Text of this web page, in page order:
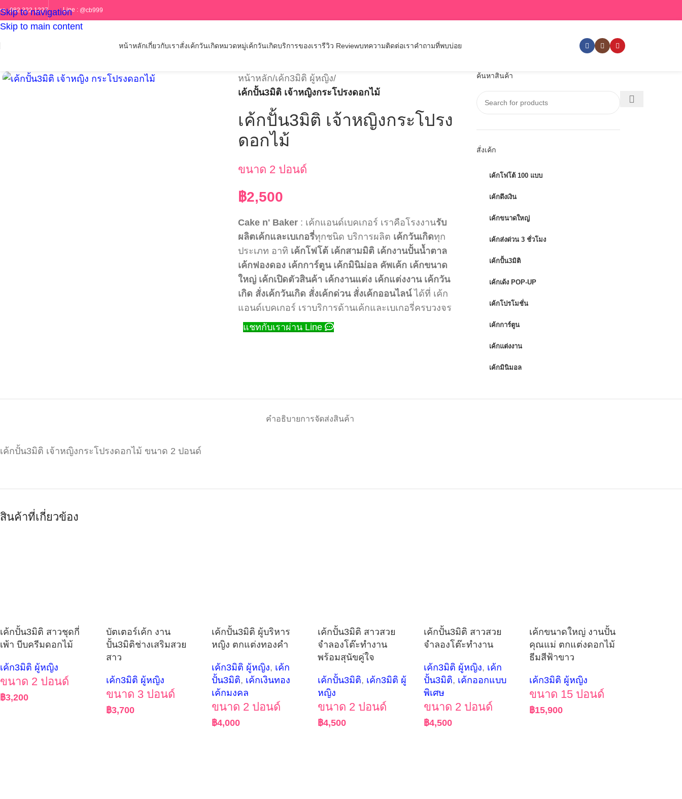
Skip to navigation
Skip to main content
ร : 082 322 1227 Line : @cb999
หน้าหลักเกี่ยวกับเราสั่งเค้กวันเกิดหมวดหมู่เค้กวันเกิดบริการของเรารีวิว Reviewบทความติดต่อเราคำถามที่พบบ่อย
หน้าหลัก/เค้ก3มิติ ผู้หญิง/
เค้กปั้น3มิติ เจ้าหญิงกระโปรงดอกไม้
เค้กปั้น3มิติ เจ้าหญิงกระโปรง
ดอกไม้
ขนาด 2 ปอนด์
฿2,500
Cake n' Baker : เค้กแอนด์เบคเกอร์ เราคือโรงงานรับ
ผลิตเค้กและเบเกอรี่ทุกชนิด บริการผลิต เค้กวันเกิดทุก
ประเภท อาทิ เค้กโฟโต้ เค้กสามมิติ เค้กงานปั้นน้ำตาล
เค้กฟองดอง เค้กการ์ตูน เค้กมินิม่อล คัพเค้ก เค้กขนาด
ใหญ่ เค้กเปิดตัวสินค้า เค้กงานแต่ง เค้กแต่งงาน เค้กวัน
เกิด สั่งเค้กวันเกิด สั่งเค้กด่วน สั่งเค้กออนไลน์ได้ที่ เค้ก
แอนด์เบคเกอร์ เราบริการด้านเค้กและเบเกอรี่ครบวงจร
แชทกับเราผ่าน Line
ค้นหาสินค้า
สั่งเค้ก
เค้กโฟโต้ 100 แบบ
เค้กดึงเงิน
เค้กขนาดใหญ่
เค้กส่งด่วน 3 ชั่วโมง
เค้กปั้น3มิติ
เค้กเด้ง POP-UP
เค้กโปรโมชั่น
เค้กการ์ตูน
เค้กแต่งงาน
เค้กมินิมอล
คำอธิบายการจัดส่งสินค้า
เค้กปั้น3มิติ เจ้าหญิงกระโปรงดอกไม้ ขนาด 2 ปอนด์
สินค้าที่เกี่ยวข้อง
เค้กปั้น3มิติ สาวชุดกี่
เพ้า บีบครีมดอกไม้
เค้ก3มิติ ผู้หญิง
ขนาด 2 ปอนด์
฿3,200
บัตเตอร์เค้ก งาน
ปั้น3มิติช่างเสริมสวย
สาว
เค้ก3มิติ ผู้หญิง
ขนาด 3 ปอนด์
฿3,700
เค้กปั้น3มิติ ผู้บริหาร
หญิง ตกแต่งทองคำ
เค้ก3มิติ ผู้หญิง, เค้ก
ปั้น3มิติ, เค้กเงินทอง
เค้กมงคล
ขนาด 2 ปอนด์
฿4,000
เค้กปั้น3มิติ สาวสวย
จำลองโต๊ะทำงาน
พร้อมสุนัขคู่ใจ
เค้กปั้น3มิติ, เค้ก3มิติ ผู้
หญิง
ขนาด 2 ปอนด์
฿4,500
เค้กปั้น3มิติ สาวสวย
จำลองโต๊ะทำงาน
เค้ก3มิติ ผู้หญิง, เค้ก
ปั้น3มิติ, เค้กออกแบบ
พิเศษ
ขนาด 2 ปอนด์
฿4,500
เค้กขนาดใหญ่ งานปั้น
คุณแม่ ตกแต่งดอกไม้
ธีมสีฟ้าขาว
เค้ก3มิติ ผู้หญิง
ขนาด 15 ปอนด์
฿15,900